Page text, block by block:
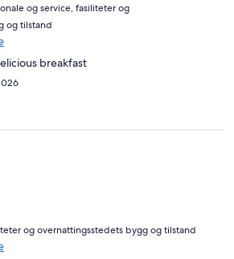
og service, fasiliteter og
og tilstand
breakfast
og overnattingsstedets bygg og tilstand